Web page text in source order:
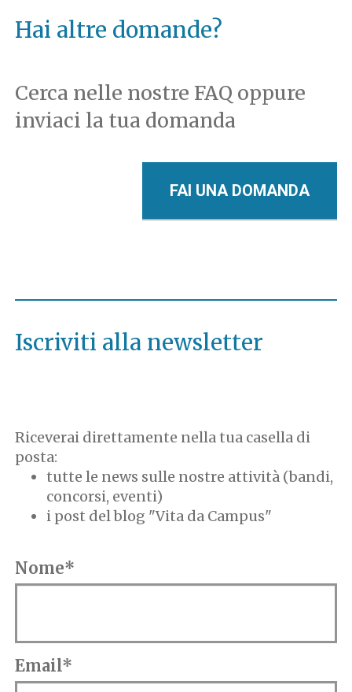
Hai altre domande?
Cerca nelle nostre FAQ oppure
inviaci la tua domanda
FAI UNA DOMANDA
Iscriviti alla newsletter
Riceverai direttamente nella tua casella di
posta:
tutte le news sulle nostre attività (bandi,
concorsi, eventi)
i post del blog "Vita da Campus"
Nome*
Email*